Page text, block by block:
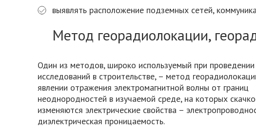
выявлять расположение подземных сетей,
Метод георадиолокации,
Один из методов, широко используемый при проведении
исследований в строительстве, – метод
явлении отражения электромагнитной волны от границ
неоднородностей в изучаемой среде, на которых
изменяются электрические свойства –
диэлектрическая проницаемость.